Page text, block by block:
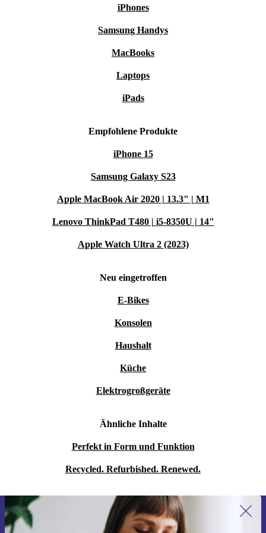
b_ware Es handelt sich um B-Ware, Outlet Ware oder
Ausstellungsstücke in sehr gutem Zustand. Das Produkt
oberflächliche Verschmutzungen, unauffällige Kratzer
oder Makel im nicht sichtbaren Bereich, wie z.B. ein
iPhones
Samsung Handys
MacBooks
Laptops
iPads
Empfohlene Produkte
iPhone 15
Samsung Galaxy S23
Apple MacBook Air 2020 | 13.3" | M1
Lenovo ThinkPad T480 | i5-8350U | 14"
Apple Watch Ultra 2 (2023)
Neu eingetroffen
E-Bikes
Konsolen
Haushalt
Küche
Elektrogroßgeräte
Ähnliche Inhalte
Perfekt in Form und Funktion
Recycled. Refurbished. Renewed.
Erstmals zum Newsletter anmelden,